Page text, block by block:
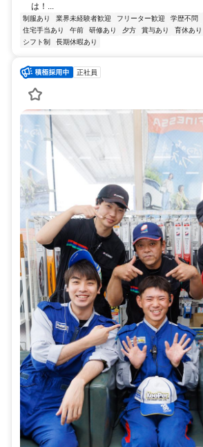
は！...
制服あり 業界未経験者歓迎 フリーター歓迎 学歴不問
住宅手当あり
午前 研修あり 夕方 賞与あり 育休あり
シフト制
長期休暇あり
正社員